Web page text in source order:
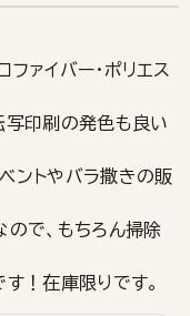
ァイバー・ポリエス
印刷の発色も良い
ントやバラ撒きの販
ので、もちろん掃除
！在庫限りです。